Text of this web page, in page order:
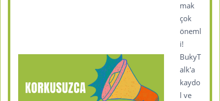
mak
çok
öneml
i!
BukyT
alk'a
kaydo
l ve